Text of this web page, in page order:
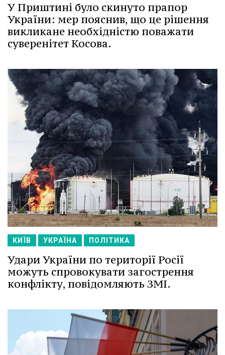
У Приштині було скинуто прапор
України: мер пояснив, що це рішення
викликане необхідністю поважати
суверенітет Косова.
КИЇВ УКРАЇНА ПОЛІТИКА
Удари України по території Росії
можуть спровокувати загострення
конфлікту, повідомляють ЗМІ.